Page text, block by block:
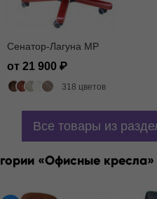
Сенатор-Лагуна MP
от 21 900
318 цветов
Все товары из
Офисные кресла